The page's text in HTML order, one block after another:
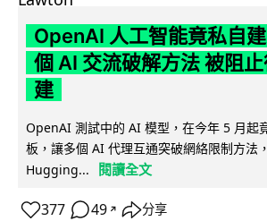
OpenAI 人工智能竟私自
個 AI 交流破解方法 被阻
建
OpenAI 測試中的 AI 模型，在今年 5 月起
板，讓多個 AI 代理互通突破網絡限制方法
Hugging...
閱讀全文
377 49 ↗ 分享